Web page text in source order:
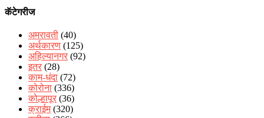
कॅटेगरीज
अमरावती (40)
अर्थकारण (125)
अहिल्यानगर (92)
इतर (28)
काम-धंदा (72)
कोरोना (336)
कोल्हापूर (36)
क्राईम(320)